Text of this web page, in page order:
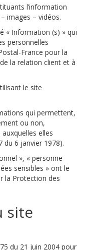
l’information
images – vidéos.
« Information (s) » qui
personnelles
France pour la
la relation client et à
le site
qui permettent,
ou non,
elles
du 6 janvier 1978).
», « personne
sensibles » ont le
la Protection des
site
du 21 juin 2004 pour